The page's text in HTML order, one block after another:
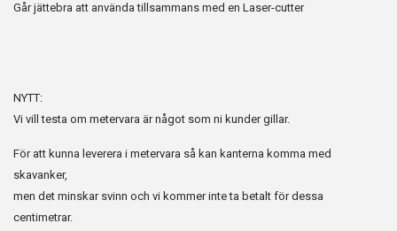
Går jättebra att använda tillsammans med en Laser-cutter
NYTT:
Vi vill testa om metervara är något som ni kunder gillar.
För att kunna leverera i metervara så kan kanterna komma med
skavanker,
men det minskar svinn och vi kommer inte ta betalt för dessa
centimetrar.